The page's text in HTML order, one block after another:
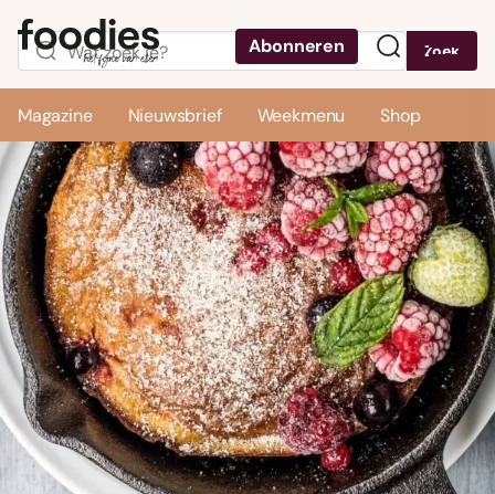
Abonneren Zoek
Magazine Nieuwsbrief Weekmenu Shop